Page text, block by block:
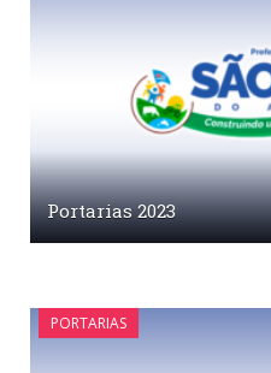
Portarias 2023
PORTARIAS